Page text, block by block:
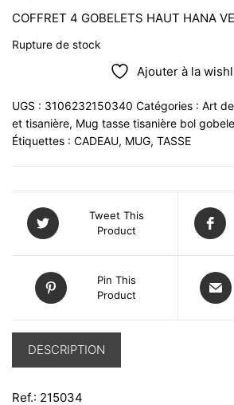
COFFRET 4 GOBELETS HAUT HANA
Rupture de stock
Ajouter à la
UGS : 3106232150340 Catégories : Art
et tisanière, Mug tasse tisanière bol
Étiquettes : CADEAU, MUG, TASSE
Tweet This
Product
Pin This
Product
DESCRIPTION
Ref.: 215034